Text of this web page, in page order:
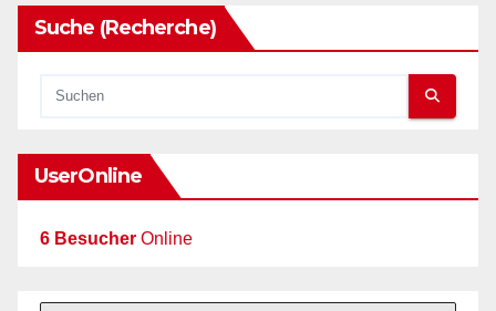
Suche (Recherche)
UserOnline
6 Besucher Online